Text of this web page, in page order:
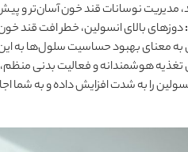
مدیریت نوسانات قند خون آسان‌تر و
دوزهای بالای انسولین، خطر افت قند
به معنای بهبود حساسیت سلول‌ها به
تغذیه هوشمندانه و فعالیت بدنی
را به شدت افزایش داده و به شما